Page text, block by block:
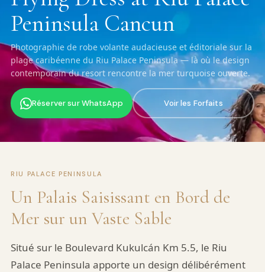
Peninsula Cancun
Photographie de robe volante audacieuse et éditoriale sur la
plage caribéenne du Riu Palace Peninsula — là où le design
contemporain du resort rencontre la mer turquoise ouverte.
Réserver sur WhatsApp Voir les Forfaits
RIU PALACE PENINSULA
Un Palais Saisissant en Bord de
Mer sur un Vaste Sable
Situé sur le Boulevard Kukulcán Km 5.5, le Riu
Palace Peninsula apporte un design délibérément